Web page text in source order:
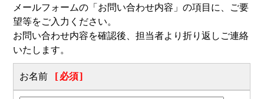
メールフォームの「お問い合わせ内容」の項目に、ご要
望等をご入力ください。
お問い合わせ内容を確認後、担当者より折り返しご連絡
いたします。
お名前 [必須]